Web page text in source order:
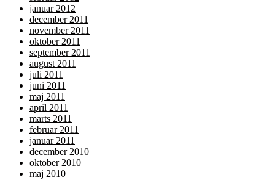
januar 2012
december 2011
november 2011
oktober 2011
september 2011
august 2011
juli 2011
juni 2011
maj 2011
april 2011
marts 2011
februar 2011
januar 2011
december 2010
oktober 2010
maj 2010